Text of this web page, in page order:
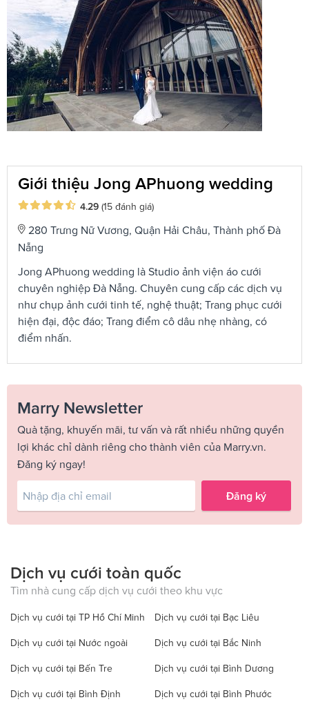
Giới thiệu Jong APhuong wedding
4.29 (15 đánh giá)
280 Trưng Nữ Vương, Quận Hải Châu, Thành phố Đà
Nẵng
Jong APhuong wedding là Studio ảnh viện áo cưới
chuyên nghiệp Đà Nẵng. Chuyên cung cấp các dịch vụ
như chụp ảnh cưới tinh tế, nghệ thuật; Trang phục cưới
hiện đại, độc đáo; Trang điểm cô dâu nhẹ nhàng, có
điểm nhấn.
Marry Newsletter
Quà tặng, khuyến mãi, tư vấn và rất nhiều những quyền
lợi khác chỉ dành riêng cho thành viên của Marry.vn.
Đăng ký ngay!
Đăng ký
Dịch vụ cưới toàn quốc
Tìm nhà cung cấp dịch vụ cưới theo khu vực
Dịch vụ cưới tại TP Hồ Chí Minh Dịch vụ cưới tại Bạc Liêu
Dịch vụ cưới tại Nước ngoài Dịch vụ cưới tại Bắc Ninh
Dịch vụ cưới tại Bến Tre Dịch vụ cưới tại Bình Dương
Dịch vụ cưới tại Bình Định Dịch vụ cưới tại Bình Phước